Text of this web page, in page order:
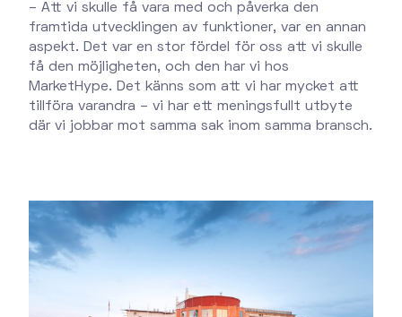
– Att vi skulle få vara med och påverka den
framtida utvecklingen av funktioner, var en annan
aspekt. Det var en stor fördel för oss att vi skulle
få den möjligheten, och den har vi hos
MarketHype. Det känns som att vi har mycket att
tillföra varandra – vi har ett meningsfullt utbyte
där vi jobbar mot samma sak inom samma bransch.